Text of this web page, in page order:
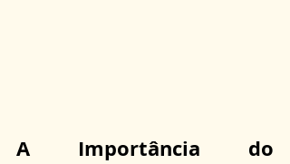
A Importância do